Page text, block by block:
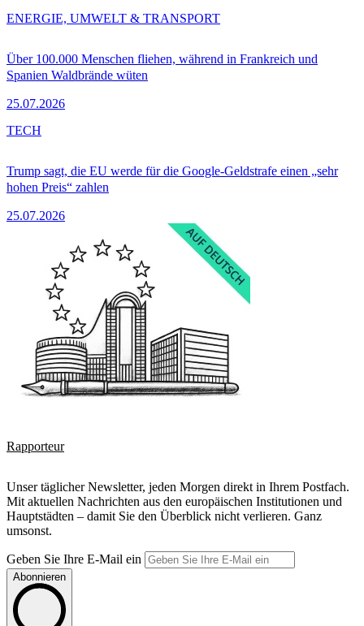
Über 100.000 Menschen fliehen, während in Frankreich und
Spanien Waldbrände wüten
25.07.2026
ENERGIE, UMWELT & TRANSPORT
Trump sagt, die EU werde für die Google-Geldstrafe einen „sehr
hohen Preis“ zahlen
25.07.2026
TECH
Rapporteur
Unser täglicher Newsletter, jeden Morgen direkt in Ihrem Postfach.
Mit aktuellen Nachrichten aus den europäischen Institutionen und
Hauptstädten – damit Sie den Überblick nicht verlieren. Ganz
umsonst.
Geben Sie Ihre E-Mail ein
Abonnieren